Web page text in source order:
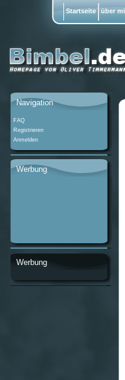
Navigation
FAQ
Registrieren
Anmelden
Werbung
Werbung
Startseite über